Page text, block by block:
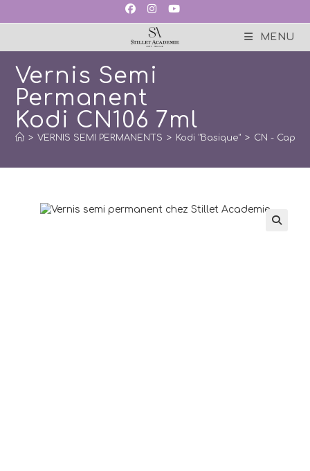
MENU
Vernis Semi
Permanent
Kodi CN106 7ml
> VERNIS SEMI PERMANENTS > Kodi "Basique" > CN -